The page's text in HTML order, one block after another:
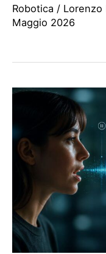
Robotica / Lorenzo
Maggio 2026